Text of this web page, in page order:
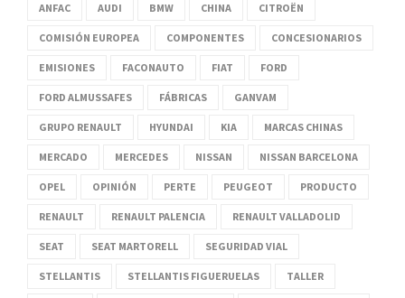
ANFAC AUDI BMW CHINA CITROËN
COMISIÓN EUROPEA COMPONENTES CONCESIONARIOS
EMISIONES FACONAUTO FIAT FORD
FORD ALMUSSAFES FÁBRICAS GANVAM
GRUPO RENAULT HYUNDAI KIA MARCAS CHINAS
MERCADO MERCEDES NISSAN NISSAN BARCELONA
OPEL OPINIÓN PERTE PEUGEOT PRODUCTO
RENAULT RENAULT PALENCIA RENAULT VALLADOLID
SEAT SEAT MARTORELL SEGURIDAD VIAL
STELLANTIS STELLANTIS FIGUERUELAS TALLER